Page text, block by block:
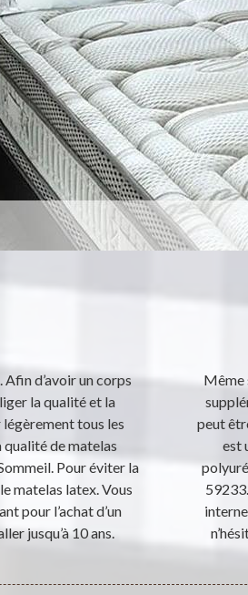
d’avoir un corps
la qualité et la
tous les
qualité de matelas
Pour éviter la
matelas latex. Vous
pour l’achat d’un
jusqu’à 10 ans.
Même
peut
est